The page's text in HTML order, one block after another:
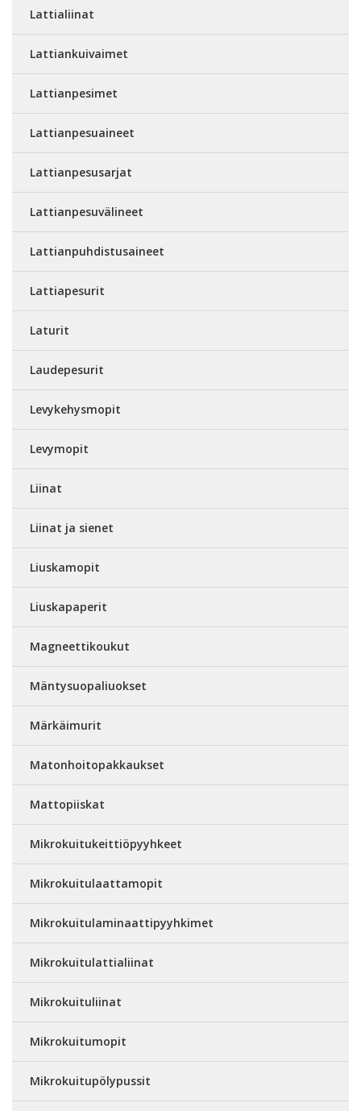
Lattialiinat
Lattiankuivaimet
Lattianpesimet
Lattianpesuaineet
Lattianpesusarjat
Lattianpesuvälineet
Lattianpuhdistusaineet
Lattiapesurit
Laturit
Laudepesurit
Levykehysmopit
Levymopit
Liinat
Liinat ja sienet
Liuskamopit
Liuskapaperit
Magneettikoukut
Mäntysuopaliuokset
Märkäimurit
Matonhoitopakkaukset
Mattopiiskat
Mikrokuitukeittiöpyyhkeet
Mikrokuitulaattamopit
Mikrokuitulaminaattipyyhkimet
Mikrokuitulattialiinat
Mikrokuituliinat
Mikrokuitumopit
Mikrokuitupölypussit